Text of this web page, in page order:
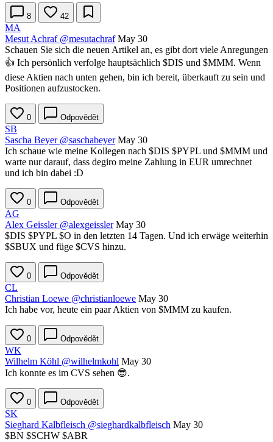
8 42
MA
Mesut Achraf @mesutachraf May 30
Schauen Sie sich die neuen Artikel an, es gibt dort viele Anregungen
👍 Ich persönlich verfolge hauptsächlich $DIS und $MMM. Wenn
diese Aktien nach unten gehen, bin ich bereit, überkauft zu sein und
Positionen aufzustocken.
0 Odpovědět
SB
Sascha Beyer @saschabeyer May 30
Ich schaue wie meine Kollegen nach $DIS $PYPL und $MMM und
warte nur darauf, dass degiro meine Zahlung in EUR umrechnet
und ich bin dabei :D
0 Odpovědět
AG
Alex Geissler @alexgeissler May 30
$DIS $PYPL $O in den letzten 14 Tagen. Und ich erwäge weiterhin
$SBUX und füge $CVS hinzu.
0 Odpovědět
CL
Christian Loewe @christianloewe May 30
Ich habe vor, heute ein paar Aktien von $MMM zu kaufen.
0 Odpovědět
WK
Wilhelm Köhl @wilhelmkohl May 30
Ich konnte es im CVS sehen 😎.
0 Odpovědět
SK
Sieghard Kalbfleisch @sieghardkalbfleisch May 30
$BN $SCHW $ABR